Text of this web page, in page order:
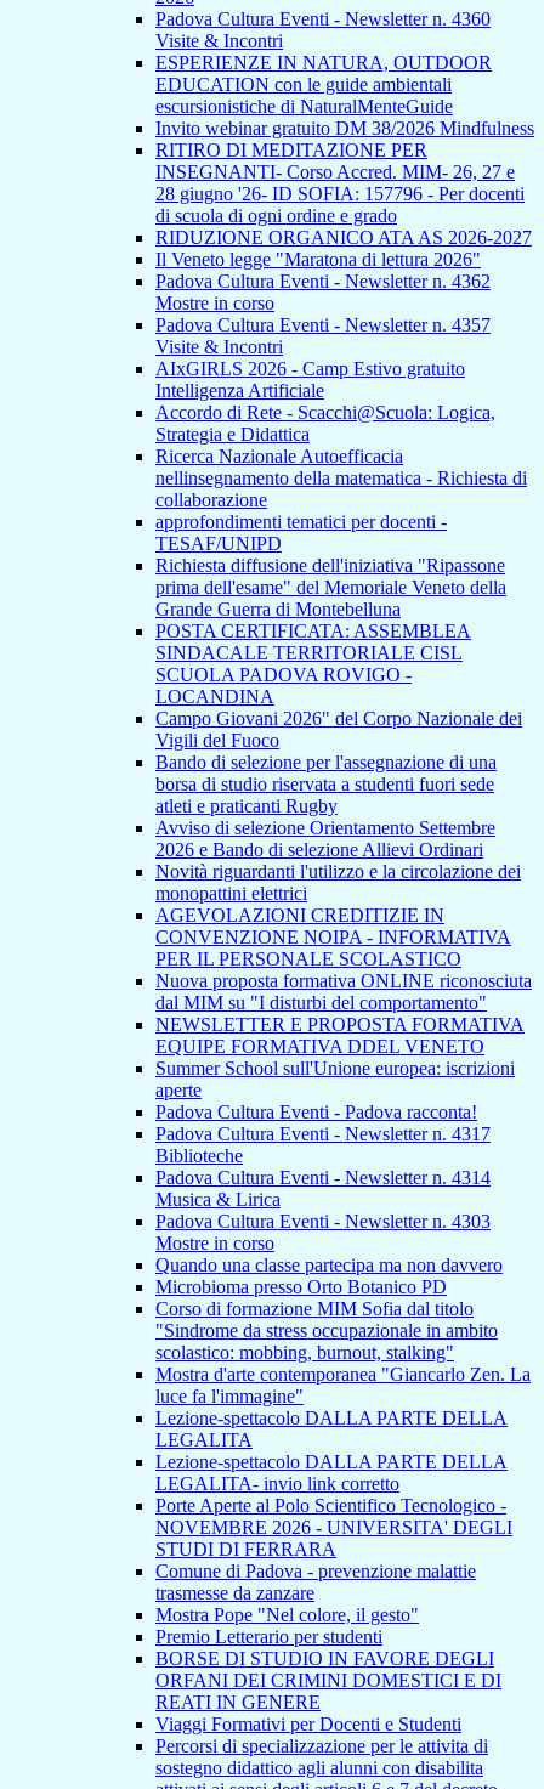
Padova Cultura Eventi - Newsletter n. 4360
Visite & Incontri
ESPERIENZE IN NATURA, OUTDOOR
EDUCATION con le guide ambientali
escursionistiche di NaturalMenteGuide
Invito webinar gratuito DM 38/2026 Mindfulness
RITIRO DI MEDITAZIONE PER
INSEGNANTI- Corso Accred. MIM- 26, 27 e
28 giugno '26- ID SOFIA: 157796 - Per docenti
di scuola di ogni ordine e grado
RIDUZIONE ORGANICO ATA AS 2026-2027
Il Veneto legge "Maratona di lettura 2026"
Padova Cultura Eventi - Newsletter n. 4362
Mostre in corso
Padova Cultura Eventi - Newsletter n. 4357
Visite & Incontri
AIxGIRLS 2026 - Camp Estivo gratuito
Intelligenza Artificiale
Accordo di Rete - Scacchi@Scuola: Logica,
Strategia e Didattica
Ricerca Nazionale Autoefficacia
nellinsegnamento della matematica - Richiesta di
collaborazione
approfondimenti tematici per docenti -
TESAF/UNIPD
Richiesta diffusione dell'iniziativa "Ripassone
prima dell'esame" del Memoriale Veneto della
Grande Guerra di Montebelluna
POSTA CERTIFICATA: ASSEMBLEA
SINDACALE TERRITORIALE CISL
SCUOLA PADOVA ROVIGO -
LOCANDINA
Campo Giovani 2026" del Corpo Nazionale dei
Vigili del Fuoco
Bando di selezione per l'assegnazione di una
borsa di studio riservata a studenti fuori sede
atleti e praticanti Rugby
Avviso di selezione Orientamento Settembre
2026 e Bando di selezione Allievi Ordinari
Novità riguardanti l'utilizzo e la circolazione dei
monopattini elettrici
AGEVOLAZIONI CREDITIZIE IN
CONVENZIONE NOIPA - INFORMATIVA
PER IL PERSONALE SCOLASTICO
Nuova proposta formativa ONLINE riconosciuta
dal MIM su "I disturbi del comportamento"
NEWSLETTER E PROPOSTA FORMATIVA
EQUIPE FORMATIVA DDEL VENETO
Summer School sull'Unione europea: iscrizioni
aperte
Padova Cultura Eventi - Padova racconta!
Padova Cultura Eventi - Newsletter n. 4317
Biblioteche
Padova Cultura Eventi - Newsletter n. 4314
Musica & Lirica
Padova Cultura Eventi - Newsletter n. 4303
Mostre in corso
Quando una classe partecipa ma non davvero
Microbioma presso Orto Botanico PD
Corso di formazione MIM Sofia dal titolo
"Sindrome da stress occupazionale in ambito
scolastico: mobbing, burnout, stalking"
Mostra d'arte contemporanea "Giancarlo Zen. La
luce fa l'immagine"
Lezione-spettacolo DALLA PARTE DELLA
LEGALITA
Lezione-spettacolo DALLA PARTE DELLA
LEGALITA- invio link corretto
Porte Aperte al Polo Scientifico Tecnologico -
NOVEMBRE 2026 - UNIVERSITA' DEGLI
STUDI DI FERRARA
Comune di Padova - prevenzione malattie
trasmesse da zanzare
Mostra Pope "Nel colore, il gesto"
Premio Letterario per studenti
BORSE DI STUDIO IN FAVORE DEGLI
ORFANI DEI CRIMINI DOMESTICI E DI
REATI IN GENERE
Viaggi Formativi per Docenti e Studenti
Percorsi di specializzazione per le attivita di
sostegno didattico agli alunni con disabilita